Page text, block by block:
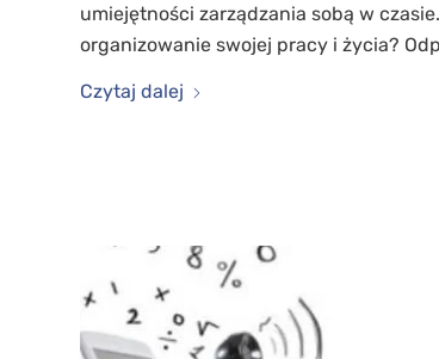
umiejętności zarządzania sobą w
organizowanie swojej pracy i życia?
Czytaj dalej